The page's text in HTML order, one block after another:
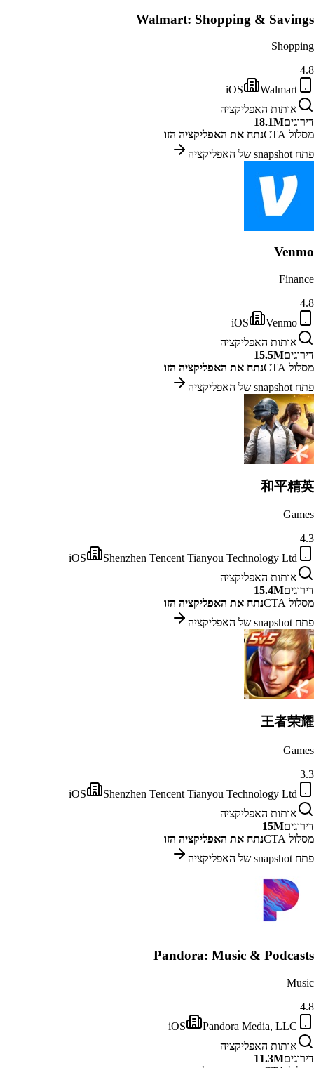
Walmart: Shopping & Savings
Shopping
4.8
iOS
Walmart
אותות האפליקציה
דירוגים18.1M
מסלול CTA
נתח את האפליקציה הזו
פתח snapshot של האפליקציה
Venmo
Finance
4.8
iOS
Venmo
אותות האפליקציה
דירוגים15.5M
מסלול CTA
נתח את האפליקציה הזו
פתח snapshot של האפליקציה
和平精英
Games
4.3
iOS
Shenzhen Tencent Tianyou Technology Ltd
אותות האפליקציה
דירוגים15.4M
מסלול CTA
נתח את האפליקציה הזו
פתח snapshot של האפליקציה
王者荣耀
Games
3.3
iOS
Shenzhen Tencent Tianyou Technology Ltd
אותות האפליקציה
דירוגים15M
מסלול CTA
נתח את האפליקציה הזו
פתח snapshot של האפליקציה
Pandora: Music & Podcasts
Music
4.8
iOS
Pandora Media, LLC
אותות האפליקציה
דירוגים11.3M